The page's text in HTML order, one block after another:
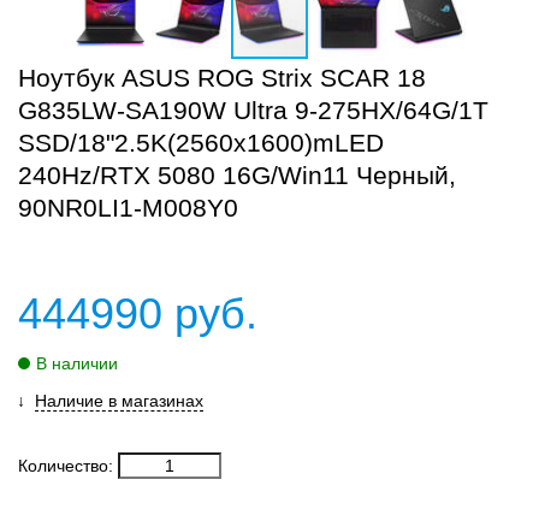
Ноутбук ASUS ROG Strix SCAR 18
G835LW-SA190W Ultra 9-275HX/64G/1T
SSD/18"2.5K(2560x1600)mLED
240Hz/RTX 5080 16G/Win11 Черный,
90NR0LI1-M008Y0
444990 руб.
В наличии
Наличие в магазинах
Количество: